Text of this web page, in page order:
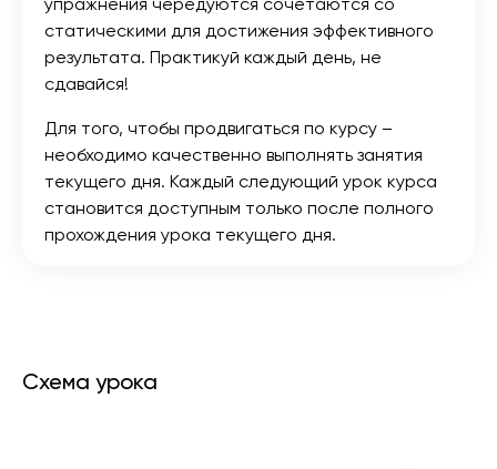
статическими для достижения эффективного
результата. Практикуй каждый день, не
сдавайся!
Для того, чтобы продвигаться по курсу –
необходимо качественно выполнять занятия
текущего дня. Каждый следующий урок курса
становится доступным только после полного
прохождения урока текущего дня.
Схема урока